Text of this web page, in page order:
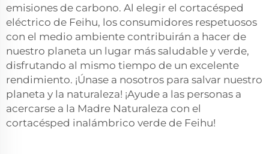
emisiones de carbono. Al elegir el cortacésped
eléctrico de Feihu, los consumidores respetuosos
con el medio ambiente contribuirán a hacer de
nuestro planeta un lugar más saludable y verde,
disfrutando al mismo tiempo de un excelente
rendimiento. ¡Únase a nosotros para salvar nuestro
planeta y la naturaleza! ¡Ayude a las personas a
acercarse a la Madre Naturaleza con el
cortacésped inalámbrico verde de Feihu!